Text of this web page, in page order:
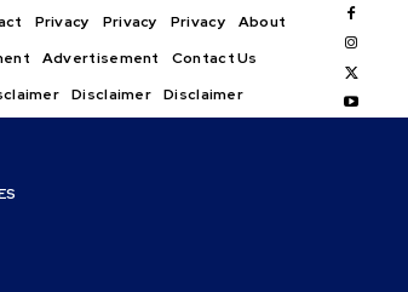
Privacy Privacy Privacy
About
Advertisement
Contact Us
Disclaimer Disclaimer